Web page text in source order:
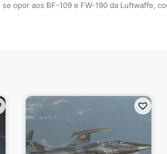
opor aos BF-109 e FW-190 da Luftwaffe,